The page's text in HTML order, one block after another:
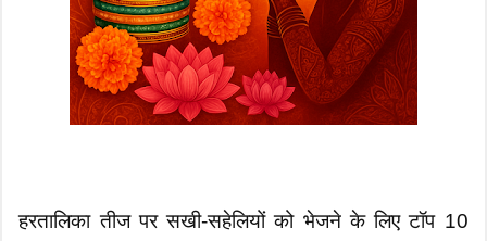
हरतालिका तीज पर सखी-सहेलियों को भेजने के लिए टॉप 10